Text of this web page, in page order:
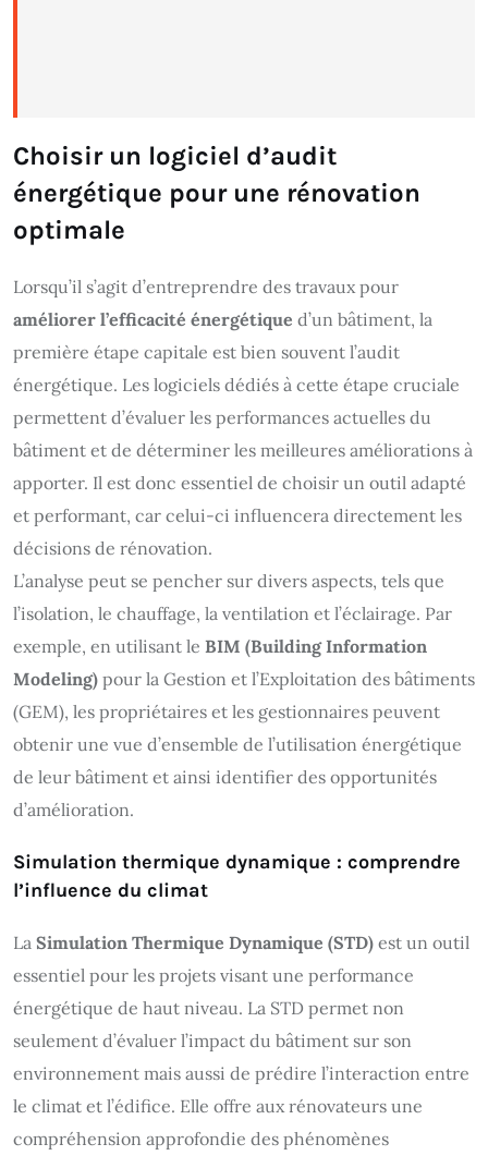
Choisir un logiciel d’audit
énergétique pour une rénovation
optimale
Lorsqu’il s’agit d’entreprendre des travaux pour
améliorer l’efficacité énergétique d’un bâtiment, la
première étape capitale est bien souvent l’audit
énergétique. Les logiciels dédiés à cette étape cruciale
permettent d’évaluer les performances actuelles du
bâtiment et de déterminer les meilleures améliorations à
apporter. Il est donc essentiel de choisir un outil adapté
et performant, car celui-ci influencera directement les
décisions de rénovation.
L’analyse peut se pencher sur divers aspects, tels que
l’isolation, le chauffage, la ventilation et l’éclairage. Par
exemple, en utilisant le BIM (Building Information
Modeling) pour la Gestion et l’Exploitation des bâtiments
(GEM), les propriétaires et les gestionnaires peuvent
obtenir une vue d’ensemble de l’utilisation énergétique
de leur bâtiment et ainsi identifier des opportunités
d’amélioration.
Simulation thermique dynamique : comprendre
l’influence du climat
La Simulation Thermique Dynamique (STD) est un outil
essentiel pour les projets visant une performance
énergétique de haut niveau. La STD permet non
seulement d’évaluer l’impact du bâtiment sur son
environnement mais aussi de prédire l’interaction entre
le climat et l’édifice. Elle offre aux rénovateurs une
compréhension approfondie des phénomènes